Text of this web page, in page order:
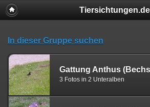
Tiersichtungen.de
In dieser Gruppe suchen
Gattung Anthus
3 Fotos in 2 Unteralben